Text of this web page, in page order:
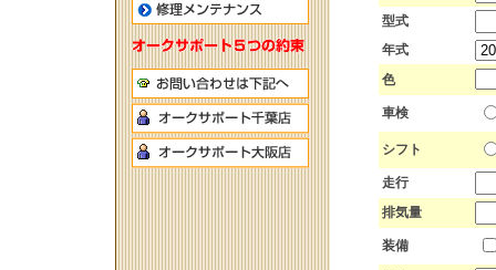
型式
年式
色
車検
シフト
走行
排気量
装備